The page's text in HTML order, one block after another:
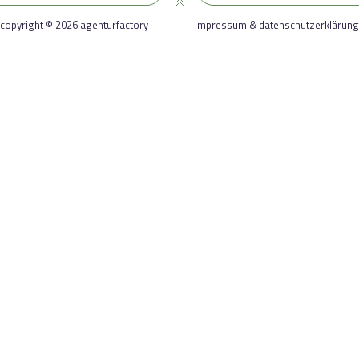
copyright © 2026 agenturfactory impressum & datenschutzerklärung